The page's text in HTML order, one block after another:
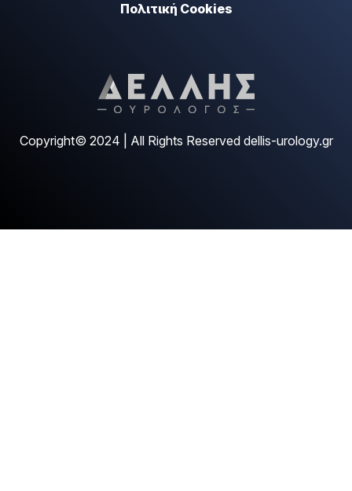
Πολιτική Cookies
Copyright© 2024 | All Rights Reserved dellis-urology.gr